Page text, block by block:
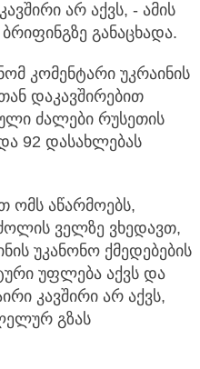
არ აქვს, - ამის
განაცხადა.
კომენტარი უკრაინის
დაკავშირებით
ძალები რუსეთის
92 დასახლებას
ომს აწარმოებს,
ველზე ვხედავთ,
უკანონო ქმედებების
უფლება აქვს და
კავშირი არ აქვს,
გზას